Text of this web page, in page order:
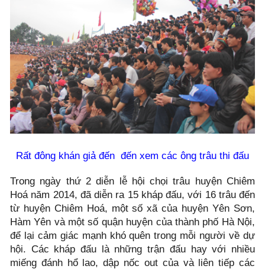
Rất đông khán giả đến đến xem các ông trâu thi đấu
Trong ngày thứ 2 diễn lễ hội chọi trâu huyện Chiêm
Hoá năm 2014, đã diễn ra 15 kháp đấu, với 16 trâu đến
từ huyện Chiêm Hoá, một số xã của huyện Yên Sơn,
Hàm Yên và một số quận huyện của thành phố Hà Nội,
để lại cảm giác mạnh khó quên trong mỗi người về dự
hội. Các kháp đấu là những trận đấu hay với nhiều
miếng đánh hổ lao, dập nốc out của và liên tiếp các